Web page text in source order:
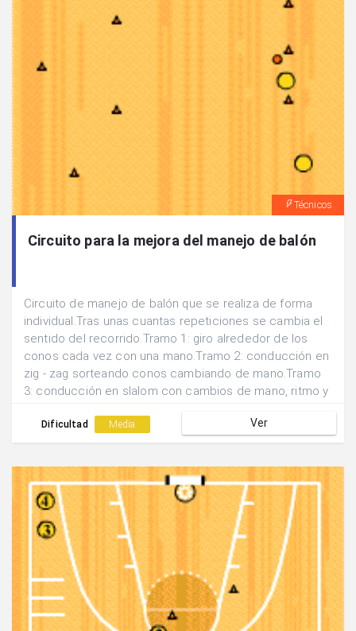
Técnicos
Circuito para la mejora del manejo de balón
Circuito de manejo de balón que se realiza de forma
individual.Tras unas cuantas repeticiones se cambia el
sentido del recorrido.Tramo 1: giro alrededor de los
conos cada vez con una mano.Tramo 2: conducción en
zig - zag sorteando conos cambiando de mano.Tramo
3: conducción en slalom con cambios de mano, ritmo y
debajo de las piernas, por la espalda....
Dificultad Media Ver